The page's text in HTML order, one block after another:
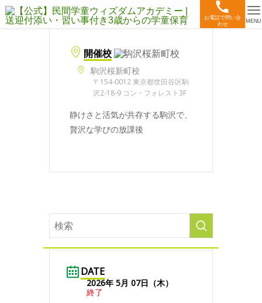
お電話で問い合
わせ
MENU
開催校
駒沢桜新町校
〒154-0012 東京都世田谷区駒
沢2-18-9 コン・フォレスト3F
静けさと活気が共存する駒沢で、
贅沢な学びの放課後
DATE
2026年 5月 07日（木）
終了